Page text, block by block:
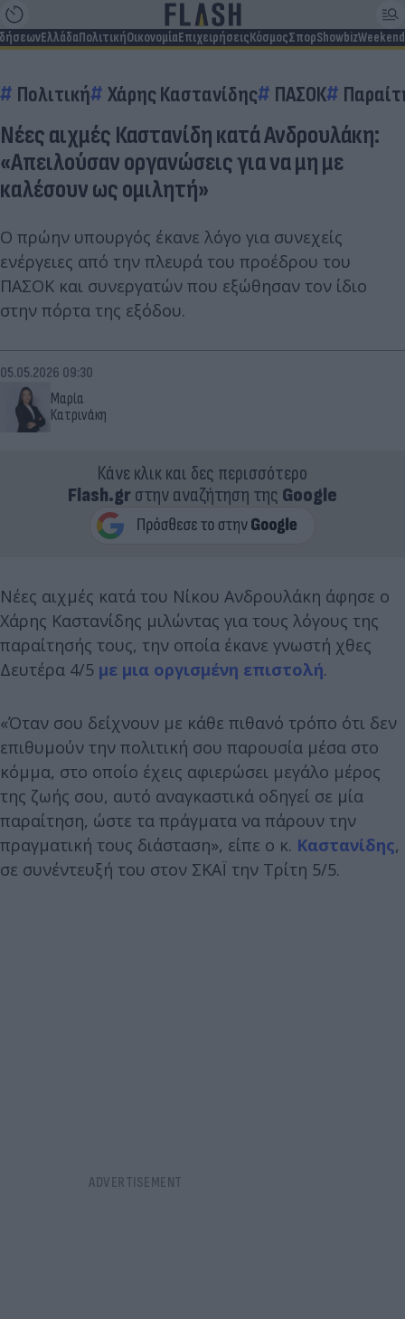
ΕλλάδαΠολιτικήΟικονομίαΕπιχειρήσειςΚόσμοςΣπορShowbizWeekend
Πολιτική Χάρης Καστανίδης ΠΑΣΟΚ
Νέες αιχμές Καστανίδη κατά Ανδρουλάκη:
«Απειλούσαν οργανώσεις για να μη με
καλέσουν ως ομιλητή»
Ο πρώην υπουργός έκανε λόγο για συνεχείς
ενέργειες από την πλευρά του προέδρου του
ΠΑΣΟΚ και συνεργατών που εξώθησαν τον ίδιο
στην πόρτα της εξόδου.
Μαρία
Κατρινάκη
05.05.2026 09:30
Κάνε κλικ και δες περισσότερο
Flash.grστην αναζήτηση της Google
Νέες αιχμές κατά του Νίκου Ανδρουλάκη άφησε ο
Χάρης Καστανίδης μιλώντας για τους λόγους της
παραίτησής τους, την οποία έκανε γνωστή χθες
Δευτέρα 4/5 με μια οργισμένη επιστολή.
«Όταν σου δείχνουν με κάθε πιθανό τρόπο ότι δεν
επιθυμούν την πολιτική σου παρουσία μέσα στο
κόμμα, στο οποίο έχεις αφιερώσει μεγάλο μέρος
της ζωής σου, αυτό αναγκαστικά οδηγεί σε μία
παραίτηση, ώστε τα πράγματα να πάρουν την
πραγματική τους διάσταση», είπε ο κ. Καστανίδης,
σε συνέντευξή του στον ΣΚΑΪ την Τρίτη 5/5.